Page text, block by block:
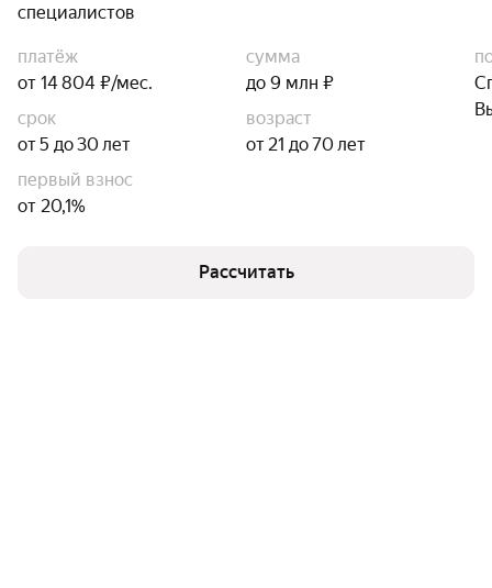
специалистов
платёж
от 14 804 ₽/мес.
сумма
до 9 млн ₽
срок
от 5 до 30 лет
возраст
от 21 до 70 лет
первый взнос
от 20,1%
Рассчитать